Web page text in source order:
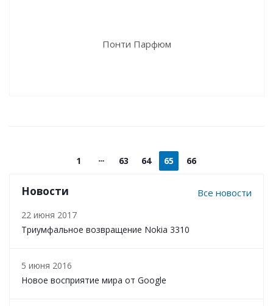
Понти Парфюм
1 63 64 65 66
Новости Все новости
22 июня 2017
Триумфальное возвращение Nokia 3310
5 июня 2016
Новое восприятие мира от Google